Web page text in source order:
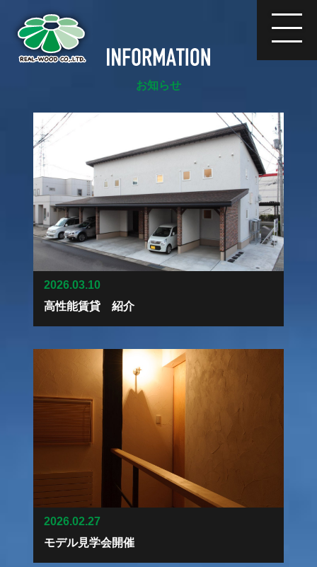
お知らせ
メディア掲載 SDGsへの取組
無垢一枚板 採用情報
お問い合わせはこちらから
お知らせ
2026.03.10
高性能賃貸 紹介
2026.02.27
モデル見学会開催